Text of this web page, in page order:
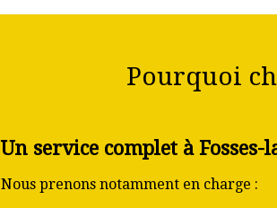
Pourquoi
Un service complet à Fosses-
Nous prenons notamment en charge :